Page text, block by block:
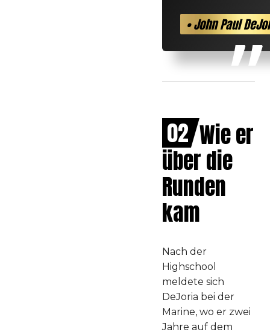
• John Paul
02Wie er
über die
Runden
kam
Nach der
Highschool
meldete sich
DeJoria bei der
Marine, wo er zwei
Jahre auf dem